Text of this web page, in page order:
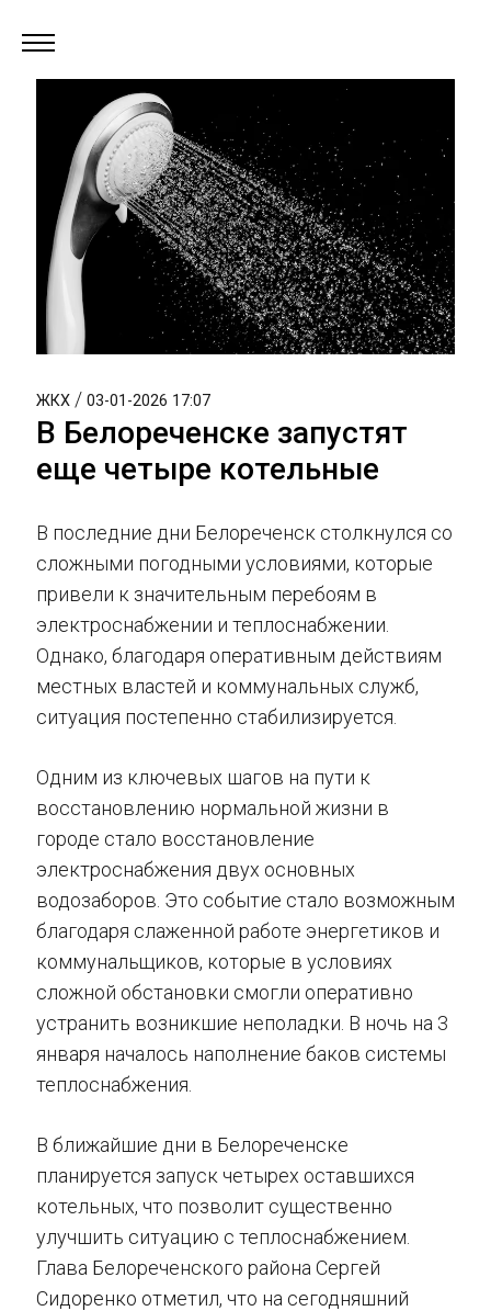
ЖКХ / 03-01-2026 17:07
В Белореченске запустят
еще четыре котельные
В последние дни Белореченск столкнулся со
сложными погодными условиями, которые
привели к значительным перебоям в
электроснабжении и теплоснабжении.
Однако, благодаря оперативным действиям
местных властей и коммунальных служб,
ситуация постепенно стабилизируется.
Одним из ключевых шагов на пути к
восстановлению нормальной жизни в
городе стало восстановление
электроснабжения двух основных
водозаборов. Это событие стало возможным
благодаря слаженной работе энергетиков и
коммунальщиков, которые в условиях
сложной обстановки смогли оперативно
устранить возникшие неполадки. В ночь на 3
января началось наполнение баков системы
теплоснабжения.
В ближайшие дни в Белореченске
планируется запуск четырех оставшихся
котельных, что позволит существенно
улучшить ситуацию с теплоснабжением.
Глава Белореченского района Сергей
Сидоренко отметил, что на сегодняшний